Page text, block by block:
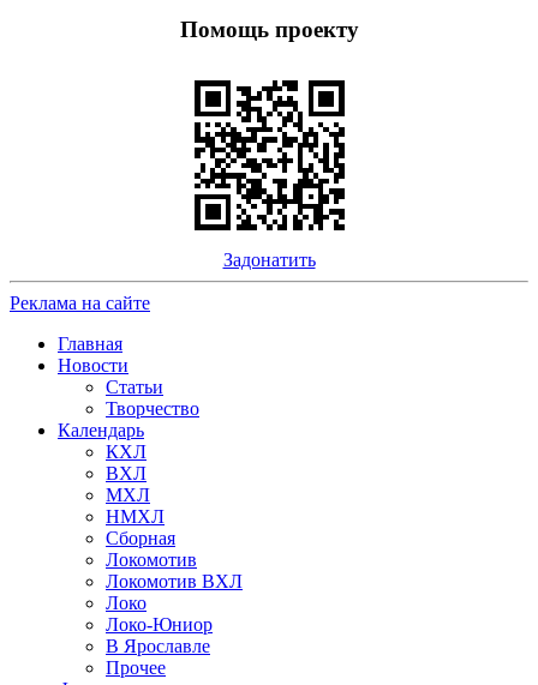
Помощь проекту
Задонатить
Реклама на сайте
Главная
Новости
Статьи
Творчество
Календарь
КХЛ
ВХЛ
МХЛ
НМХЛ
Сборная
Локомотив
Локомотив ВХЛ
Локо
Локо-Юниор
В Ярославле
Прочее